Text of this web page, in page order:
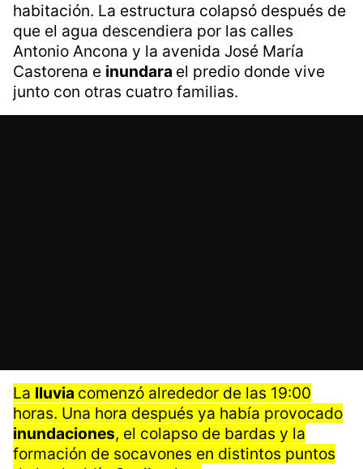
habitación. La estructura colapsó después de
que el agua descendiera por las calles
Antonio Ancona y la avenida José María
Castorena e inundara el predio donde vive
junto con otras cuatro familias.
La lluvia comenzó alrededor de las 19:00
horas. Una hora después ya había provocado
inundaciones, el colapso de bardas y la
formación de socavones en distintos puntos